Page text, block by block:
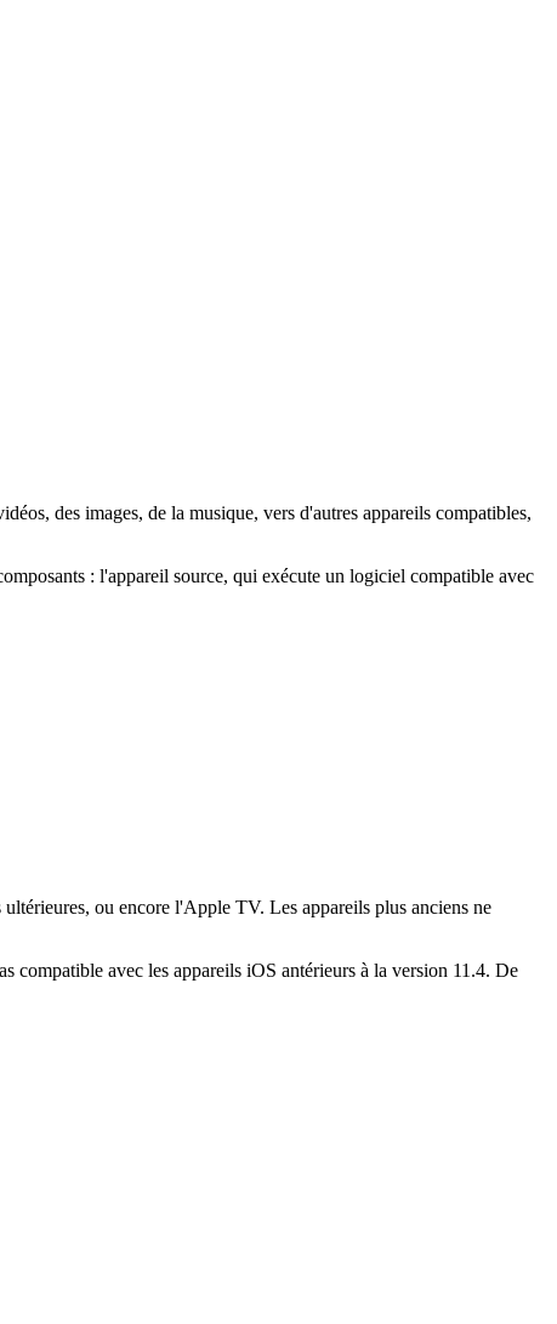
des images, de la musique, vers d'autres appareils compatibles,
: l'appareil source, qui exécute un logiciel compatible avec
ou encore l'Apple TV. Les appareils plus anciens ne
avec les appareils iOS antérieurs à la version 11.4. De